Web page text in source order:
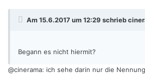
Am 15.6.2017 um 12:29 schrieb
Begann es nicht hiermit?
@cinerama: ich sehe darin nur die